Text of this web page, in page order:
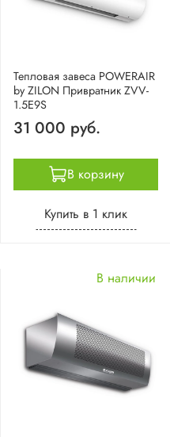
Тепловая завеса POWERAIR
by ZILON Привратник ZVV-
1.5E9S
31 000 руб.
В корзину
Купить в 1 клик
В наличии